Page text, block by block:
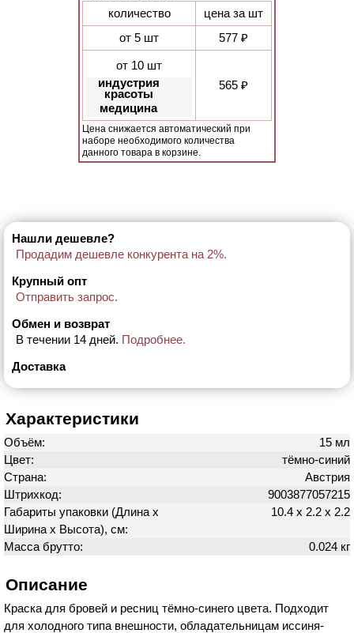
количество
цена за шт
от 5 шт
577 ₽
от 10 шт
индустрия
красоты
медицина
565 ₽
Цена снижается автоматический при
наборе необходимого количества
данного товара в корзине.
Нашли дешевле?
Продадим дешевле конкурента на 2%.
Крупный опт
Отправить запрос.
Обмен и возврат
В течении 14 дней. Подробнее.
Доставка
Характеристики
Объём:
15 мл
Цвет:
тёмно-синий
Страна:
Австрия
Штрихкод:
9003877057215
Габариты упаковки (Длина х
Ширина х Высота), см:
10.4 х 2.2 х 2.2
Масса брутто: 0.024 кг
Описание
Краска для бровей и ресниц тёмно-синего цвета. Подходит
для холодного типа внешности, обладательницам иссиня-